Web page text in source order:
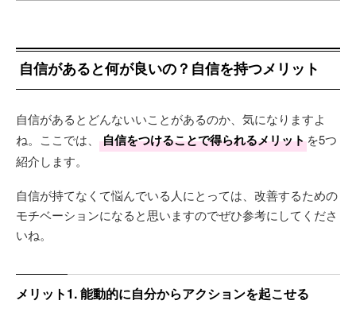
自信があると何が良いの？自信を持つメリット
自信があるとどんないいことがあるのか、気になりますよ
ね。ここでは、
自信をつけることで得られるメリットを5つ
紹介します。
自信が持てなくて悩んでいる人にとっては、改善するための
モチベーションになると思いますのでぜひ参考にしてくださ
いね。
メリット1. 能動的に自分からアクションを起こせる